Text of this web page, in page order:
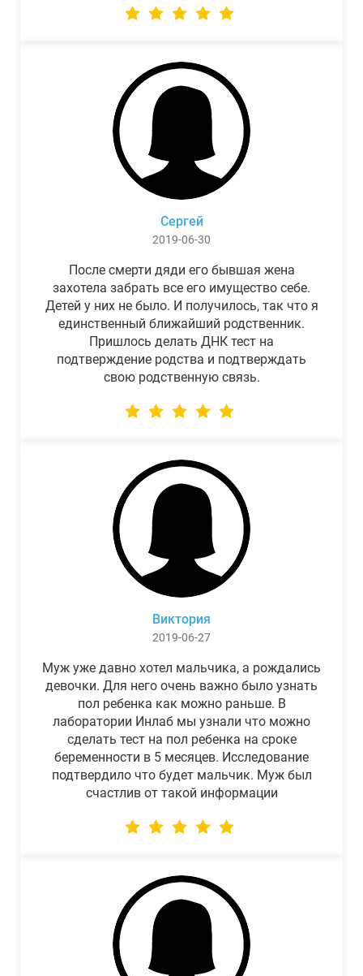
Сергей
2019-06-30
После смерти дяди его бывшая жена
захотела забрать все его имущество себе.
Детей у них не было. И получилось, так что я
единственный ближайший родственник.
Пришлось делать ДНК тест на
подтверждение родства и подтверждать
свою родственную связь.
Виктория
2019-06-27
Муж уже давно хотел мальчика, а рождались
девочки. Для него очень важно было узнать
пол ребенка как можно раньше. В
лаборатории Инлаб мы узнали что можно
сделать тест на пол ребенка на сроке
беременности в 5 месяцев. Исследование
подтвердило что будет мальчик. Муж был
счастлив от такой информации